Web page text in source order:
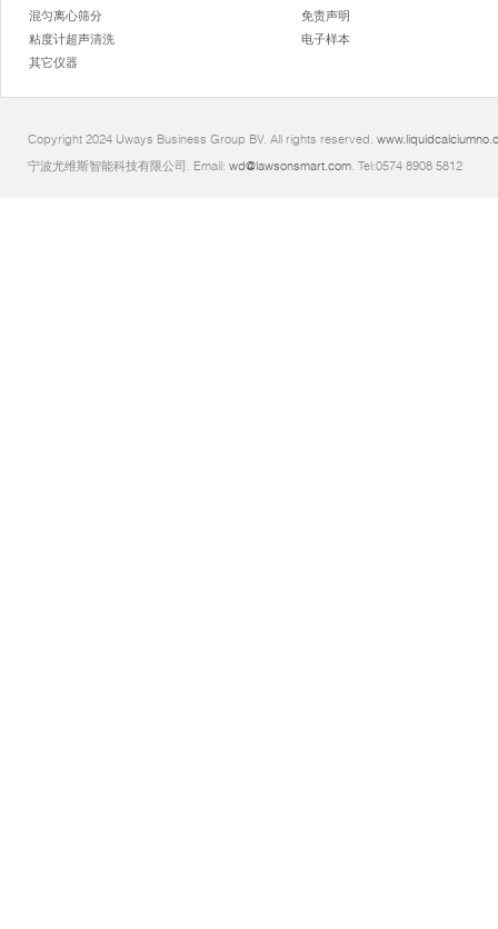
混匀离心筛分
粘度计超声清洗
其它仪器
免责声明
电子样本
Copyright 2024 Uways Business Group BV. All rights reserved.
宁波尤维斯智能科技有限公司. Email: wd@lawsonsmart.com. Tel:0574 8908 5812